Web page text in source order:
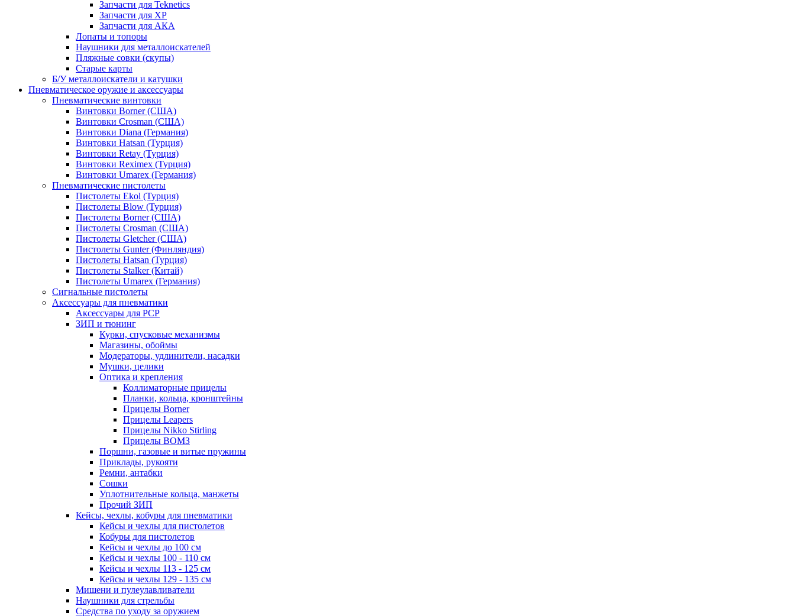
Запчасти для Teknetics
Запчасти для XP
Запчасти для АКА
Лопаты и топоры
Наушники для металлоискателей
Пляжные совки (скупы)
Старые карты
Б/У металлоискатели и катушки
Пневматическое оружие и аксессуары
Пневматические винтовки
Винтовки Borner (США)
Винтовки Crosman (США)
Винтовки Diana (Германия)
Винтовки Hatsan (Турция)
Винтовки Retay (Турция)
Винтовки Reximex (Турция)
Винтовки Umarex (Германия)
Пневматические пистолеты
Пистолеты Ekol (Турция)
Пистолеты Blow (Турция)
Пистолеты Borner (США)
Пистолеты Crosman (США)
Пистолеты Gletcher (США)
Пистолеты Gunter (Финляндия)
Пистолеты Hatsan (Турция)
Пистолеты Stalker (Китай)
Пистолеты Umarex (Германия)
Сигнальные пистолеты
Аксессуары для пневматики
Аксессуары для PCP
ЗИП и тюнинг
Курки, спусковые механизмы
Магазины, обоймы
Модераторы, удлинители, насадки
Мушки, целики
Оптика и крепления
Коллиматорные прицелы
Планки, кольца, кронштейны
Прицелы Borner
Прицелы Leapers
Прицелы Nikko Stirling
Прицелы ВОМЗ
Поршни, газовые и витые пружины
Приклады, рукояти
Ремни, антабки
Сошки
Уплотнительные кольца, манжеты
Прочий ЗИП
Кейсы, чехлы, кобуры для пневматики
Кейсы и чехлы для пистолетов
Кобуры для пистолетов
Кейсы и чехлы до 100 см
Кейсы и чехлы 100 - 110 см
Кейсы и чехлы 113 - 125 см
Кейсы и чехлы 129 - 135 см
Мишени и пулеулавливатели
Наушники для стрельбы
Средства по уходу за оружием